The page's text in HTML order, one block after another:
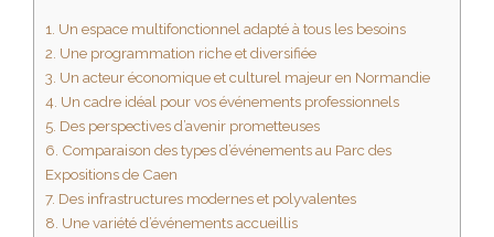
1. Un espace multifonctionnel adapté à tous les besoins
2. Une programmation riche et diversifiée
3. Un acteur économique et culturel majeur en Normandie
4. Un cadre idéal pour vos événements professionnels
5. Des perspectives d’avenir prometteuses
6. Comparaison des types d’événements au Parc des
Expositions de Caen
7. Des infrastructures modernes et polyvalentes
8. Une variété d’événements accueillis